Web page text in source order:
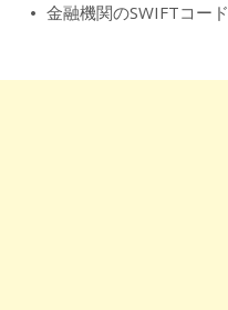
金融機関のSWIFTコード